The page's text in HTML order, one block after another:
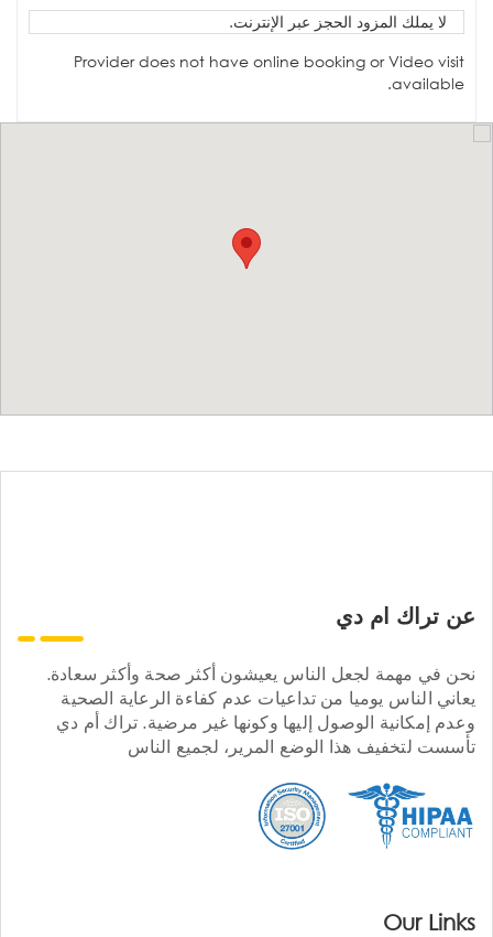
لا يملك المزود الحجز عبر الإنترنت.
Provider does not have online booking or Video visit
available.
عن تراك ام دي
نحن في مهمة لجعل الناس يعيشون أكثر صحة وأكثر سعادة.
يعاني الناس يوميا من تداعيات عدم كفاءة الرعاية الصحية
وعدم إمكانية الوصول إليها وكونها غير مرضية. تراك أم دي
تأسست لتخفيف هذا الوضع المرير، لجميع الناس
Our Links